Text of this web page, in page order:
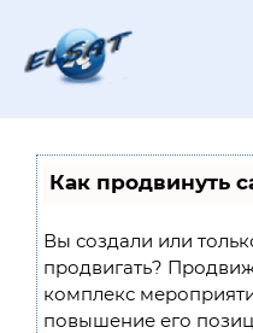
Как продвинуть
Вы создали или
продвигать?
комплекс
повышение его